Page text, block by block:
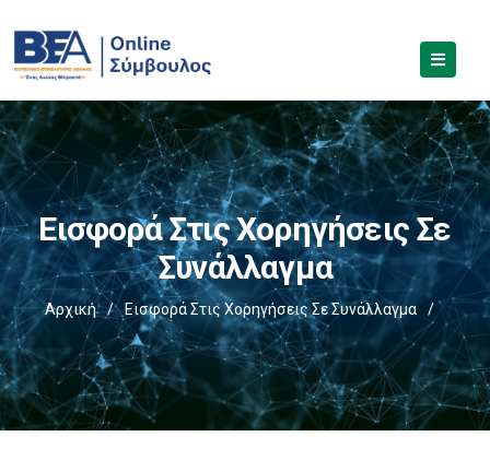
Εισφορά Στις Χορηγήσεις Σε
Συνάλλαγμα
Αρχική / Εισφορά Στις Χορηγήσεις Σε Συνάλλαγμα /